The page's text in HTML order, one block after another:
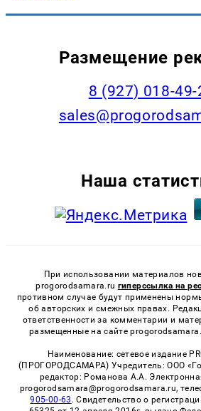
Размещение
8 (927) 018-49-
Наша
При использовании материалов
progorodsamara.ru гиперссылка на
противном случае будут применены
об авторских и смежных правах.
ответственности за комментарии и
размещенные на сайте
Наименование: сетевое издание
(ПРОГОРОДСАМАРА) Учредитель: ООО
редактор: Романова А.А.
progorodsamara@progorodsamara.ru,
905-00-63 . Свидетельство о